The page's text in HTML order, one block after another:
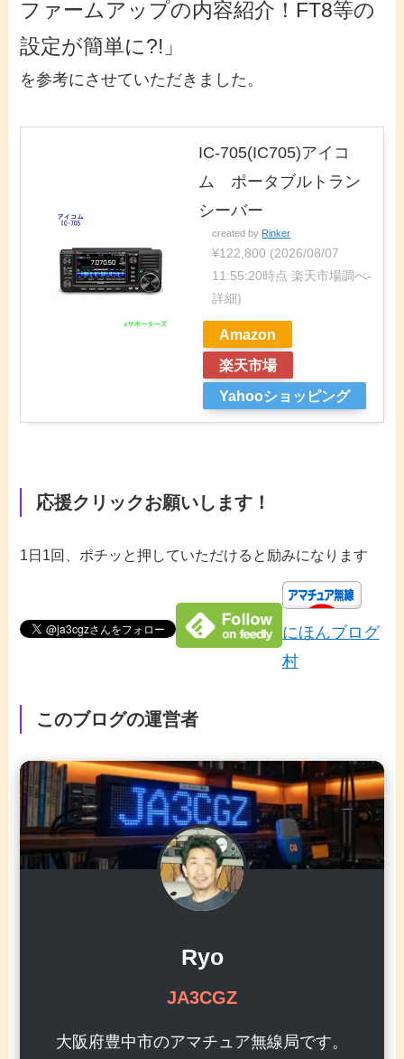
ファームアップの内容紹介！FT8等の
設定が簡単に?!」
を参考にさせていただきました。
IC-705(IC705)アイコ
ム ポータブルトラン
シーバー
created by Rinker
¥122,800 (2026/08/07
11:55:20時点 楽天市場調べ-
詳細)
Amazon
楽天市場
Yahooショッピング
応援クリックお願いします！
1日1回、ポチッと押していただけると励みになります
にほんブログ
村
このブログの運営者
Ryo
JA3CGZ
大阪府豊中市のアマチュア無線局です。